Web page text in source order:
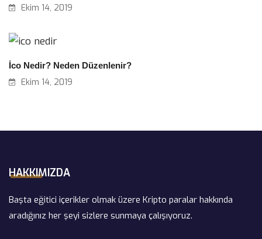
Ekim 14, 2019
İco Nedir? Neden Düzenlenir?
Ekim 14, 2019
HAKKIMIZDA
Başta eğitici içerikler olmak üzere Kripto paralar hakkında
aradığınız her şeyi sizlere sunmaya çalışıyoruz.